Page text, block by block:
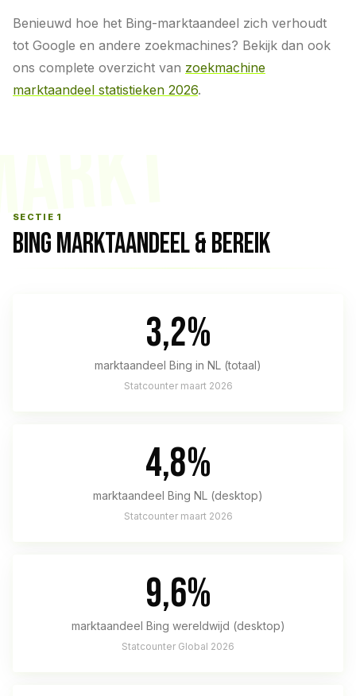
Benieuwd hoe het Bing-marktaandeel zich verhoudt
tot Google en andere zoekmachines? Bekijk dan ook
ons complete overzicht van zoekmachine
marktaandeel statistieken 2026.
SECTIE 1
BING MARKTAANDEEL & BEREIK
3,2%
marktaandeel Bing in NL (totaal)
Statcounter maart 2026
4,8%
marktaandeel Bing NL (desktop)
Statcounter maart 2026
9,6%
marktaandeel Bing wereldwijd (desktop)
Statcounter Global 2026